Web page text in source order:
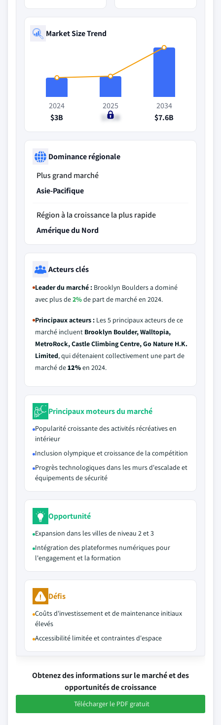
Market Size Trend
2024
$3B
2025
$3.2B
2034
$7.6B
Dominance régionale
Plus grand marché
Asie-Pacifique
Région à la croissance la plus rapide
Amérique du Nord
Acteurs clés
Leader du marché : Brooklyn Boulders a dominé
avec plus de2%de part de marché en 2024.
Principaux acteurs : Les 5 principaux acteurs de ce
marché incluent Brooklyn Boulder, Walltopia,
MetroRock, Castle Climbing Centre, Go Nature H.K.
Limited, qui détenaient collectivement une part de
marché de12%en 2024.
Principaux moteurs du marché
Popularité croissante des activités récréatives en
intérieur
Inclusion olympique et croissance de la compétition
Progrès technologiques dans les murs d'escalade et
équipements de sécurité
Opportunité
Expansion dans les villes de niveau 2 et 3
Intégration des plateformes numériques pour
l'engagement et la formation
Défis
Coûts d'investissement et de maintenance initiaux
élevés
Accessibilité limitée et contraintes d'espace
Obtenez des informations sur le marché et des
opportunités de croissance
Télécharger le PDF gratuit